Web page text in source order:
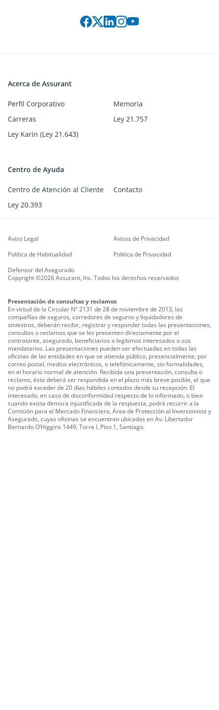
Acerca de Assurant
Perfil Corporativo
Memoria
Carreras
Ley 21.757
Ley Karin (Ley 21.643)
Centro de Ayuda
Centro de Atención al Cliente
Contacto
Ley 20.393
Copyright ©2026 Assurant, Inc. Todos los derechos reservados
Aviso Legal
Avisos de Privacidad
Política de Habitualidad
Politica de Privacidad
Defensor del Asegurado
Presentación de consultas y reclamos
En virtud de la Circular N° 2131 de 28 de noviembre de 2013, las
compañías de seguros, corredores de seguros y liquidadores de
siniestros, deberán recibir, registrar y responder todas las presentaciones,
consultas o reclamos que se les presenten directamente por el
contratante, asegurado, beneficiarios o legítimos interesados o sus
mandatarios. Las presentaciones pueden ser efectuadas en todas las
oficinas de las entidades en que se atienda público, presencialmente, por
correo postal, medios electrónicos, o telefónicamente, sin formalidades,
en el horario normal de atención. Recibida una presentación, consulta o
reclamo, ésta deberá ser respondida en el plazo más breve posible, el que
no podrá exceder de 20 días hábiles contados desde su recepción. El
interesado, en caso de disconformidad respecto de lo informado, o bien
cuando exista demora injustificada de la respuesta, podrá recurrir a la
Comisión para el Mercado Financiero, Área de Protección al Inversionista y
Asegurado, cuyas oficinas se encuentran ubicadas en Av. Libertador
Bernardo O’Higgins 1449, Torre I, Piso 1, Santiago.